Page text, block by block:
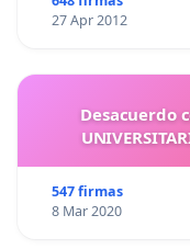
27 Apr 2012
Desacuerdo
547 firmas
8 Mar 2020